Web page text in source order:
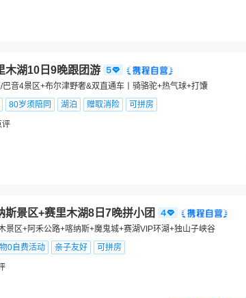
木湖10日9晚跟团游
音4景区+布尔津野奢&双直通车丨骑骆驼+热气球+打馕
80岁须陪同 湖泊 赠取消险 可拼房
评
斯景区+赛里木湖8日7晚拼小团
景区+阿禾公路+喀纳斯+魔鬼城+赛湖VIP环湖+独山子峡谷
0自费活动 亲子友好 可拼房